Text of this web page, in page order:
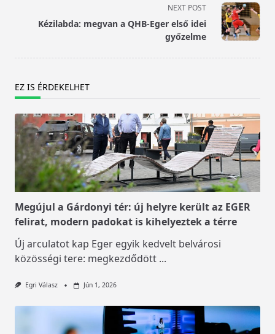
reader-
NEXT POST
Kézilabda: megvan a QHB-Eger első idei
győzelme
EZ IS ÉRDEKELHET
Megújul a Gárdonyi tér: új helyre került az EGER
felirat, modern padokat is kihelyeztek a térre
Új arculatot kap Eger egyik kedvelt belvárosi
közösségi tere: megkezdődött ...
Egri Válasz Jún 1, 2026